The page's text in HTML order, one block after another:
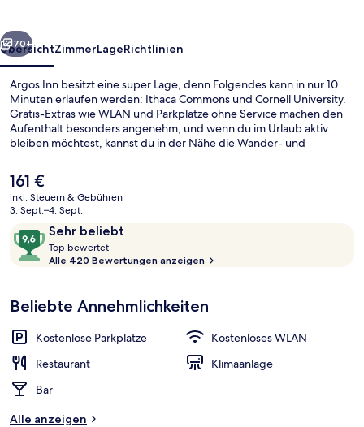
Weiter
70+
ÜbersichtZimmerLageRichtlinien
Argos Inn besitzt eine super Lage, denn Folgendes kann in nur 10
Minuten erlaufen werden: Ithaca Commons und Cornell University.
Gratis-Extras wie WLAN und Parkplätze ohne Service machen den
Aufenthalt besonders angenehm, und wenn du im Urlaub aktiv
bleiben möchtest, kannst du in der Nähe die Wander- und
Möglichkeiten zum Abfahrtslauf nutzen. Als weitere Highlights
bietet dieses Gasthaus im Kolonialstil eine Terrasse, einen Garten
und 2 Bars/Lounges. Andere Reisende lieben das hilfsbereite
Personal.
Der
aktuelle
Preis
161 €.
161 €
inkl. Steuern & Gebühren
3. Sept.–4. Sept.
Bewertungen
Sehr beliebt
9,6
von
10,
beliebt
Top bewertet
o
b
w
e
Alle 420 Bewertungen anzeigen
Beliebte Annehmlichkeiten
Kostenlose Parkplätze
Kostenloses WLAN
Restaurant
Klimaanlage
Bar
Alle anzeigen